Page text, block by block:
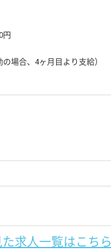
円
場合、4ヶ月目より支給）
求人一覧はこちら